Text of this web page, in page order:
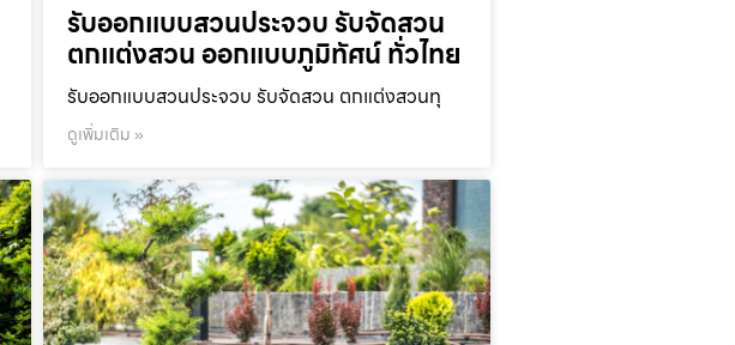
รับออกแบบสวนประจวบ รับจัดสวน
ตกแต่งสวน ออกแบบภูมิทัศน์ ทั่วไทย
รับออกแบบสวนประจวบ รับจัดสวน ตกแต่งสวนทุ
ดูเพิ่มเติม »